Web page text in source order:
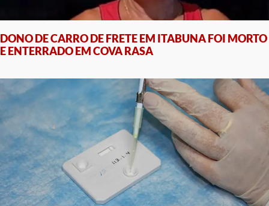
DONO DE CARRO DE FRETE EM ITABUNA FOI MORTO
E ENTERRADO EM COVA RASA